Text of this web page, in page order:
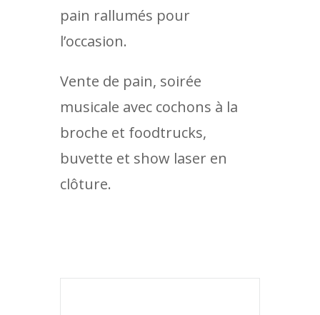
pain rallumés pour
l’occasion.
Vente de pain, soirée
musicale avec cochons à la
broche et foodtrucks,
buvette et show laser en
clôture.